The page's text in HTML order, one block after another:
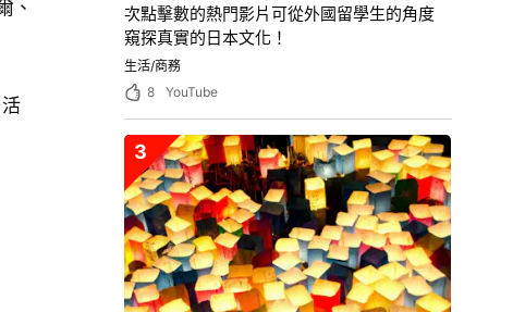
、
次點擊數的熱門影片可從外國留學生的角度
窺探真實的日本文化！
生活/商務
8
YouTube
3